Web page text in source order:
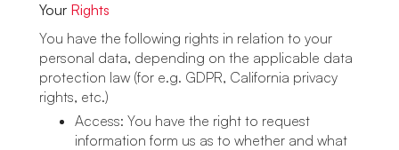
Your Rights
You have the following rights in relation to your
personal data, depending on the applicable data
protection law (for e.g. GDPR, California privacy
rights, etc.)
Access: You have the right to request
information form us as to whether and what